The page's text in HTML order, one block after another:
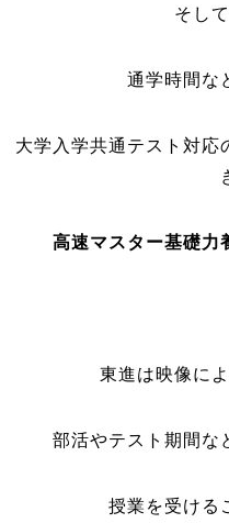
そし
通学時間な
大学入学共通テスト対応
高速マスター基礎力
東進は映像に
部活やテスト期間な
授業を受ける